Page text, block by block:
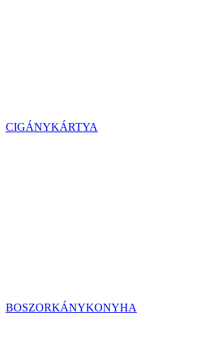
CIGÁNYKÁRTYA
BOSZORKÁNYKONYHA